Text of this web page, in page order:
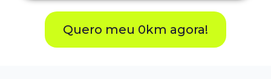
Quero meu 0km agora!